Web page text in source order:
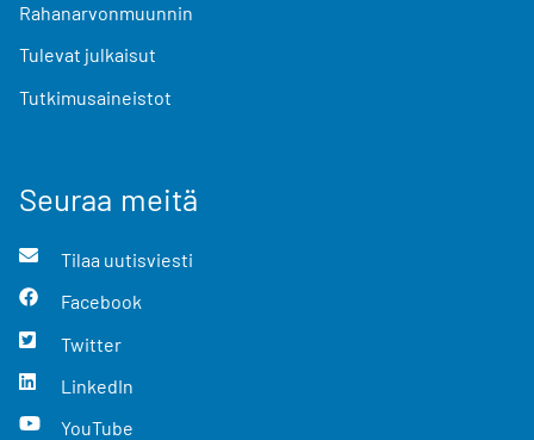
Rahanarvonmuunnin
Tulevat julkaisut
Tutkimusaineistot
Seuraa meitä
Tilaa uutisviesti
Facebook
Twitter
LinkedIn
YouTube